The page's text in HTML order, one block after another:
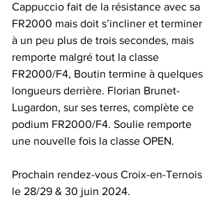
Cappuccio fait de la résistance avec sa
FR2000 mais doit s’incliner et terminer
à un peu plus de trois secondes, mais
remporte malgré tout la classe
FR2000/F4, Boutin termine à quelques
longueurs derrière. Florian Brunet-
Lugardon, sur ses terres, complète ce
podium FR2000/F4. Soulie remporte
une nouvelle fois la classe OPEN.
Prochain rendez-vous Croix-en-Ternois
le 28/29 & 30 juin 2024.